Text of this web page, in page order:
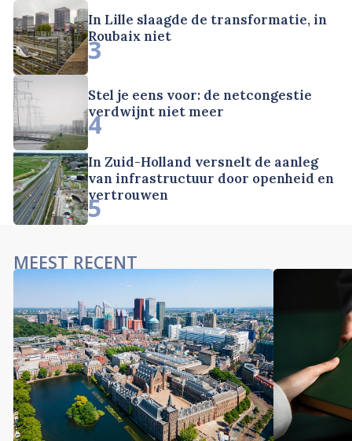
In Lille slaagde de transformatie, in
Roubaix niet
3
Stel je eens voor: de netcongestie
verdwijnt niet meer
4
In Zuid-Holland versnelt de aanleg
van infrastructuur door openheid en
vertrouwen
5
MEEST RECENT